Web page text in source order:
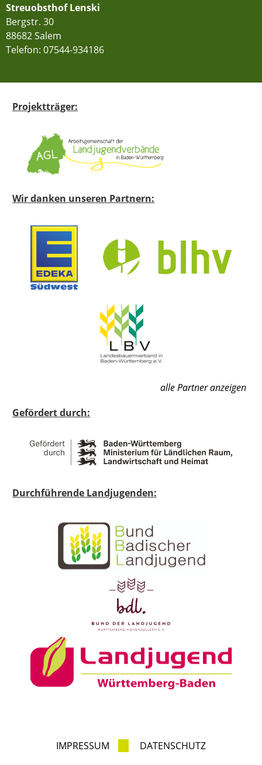
Streuobsthof Lenski
Bergstr. 30
88682 Salem
Telefon: 07544-934186
Projektträger:
Wir danken unseren Partnern:
alle Partner anzeigen
Gefördert durch:
Durchführende Landjugenden:
IMPRESSUM DATENSCHUTZ